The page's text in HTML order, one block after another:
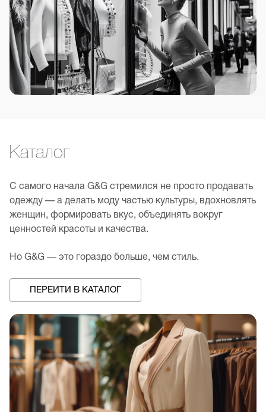
Каталог
С самого начала G&G стремился не просто продавать
одежду — а делать моду частью культуры, вдохновлять
женщин, формировать вкус, объединять вокруг
ценностей красоты и качества.
Но G&G — это гораздо больше, чем стиль.
ПЕРЕЙТИ В КАТАЛОГ